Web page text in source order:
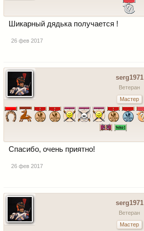
Шикарный дядька получается !
26 фев 2017
serg1971
Ветеран
Мастер
Спасибо, очень приятно!
26 фев 2017
serg1971
Ветеран
Мастер